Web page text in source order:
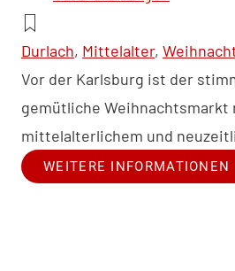
Durlach, Mittelalter,
Vor der Karlsburg ist der
gemütliche Weihnachtsmarkt
mittelalterlichem und
WEITERE INFORMATIONEN